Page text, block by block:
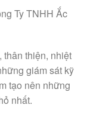
Ty TNHH Ắc
thân thiện, nhiệt
giám sát kỹ
tạo nên những
nhất.